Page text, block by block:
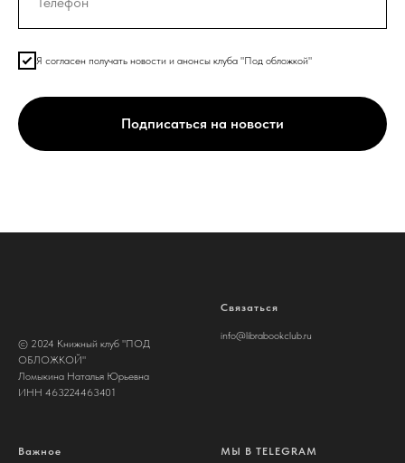
Я согласен получать новости и анонсы клуба "Под обложкой"
Подписаться на новости
© 2024 Книжный клуб "ПОД
ОБЛОЖКОЙ"
Ломыкина Наталья Юрьевна
ИНН 463224463401
Связаться
info@librabookclub.ru
Важное МЫ В TELEGRAM